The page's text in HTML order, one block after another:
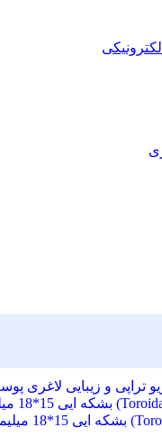
تراپی و زیبایی لاغری